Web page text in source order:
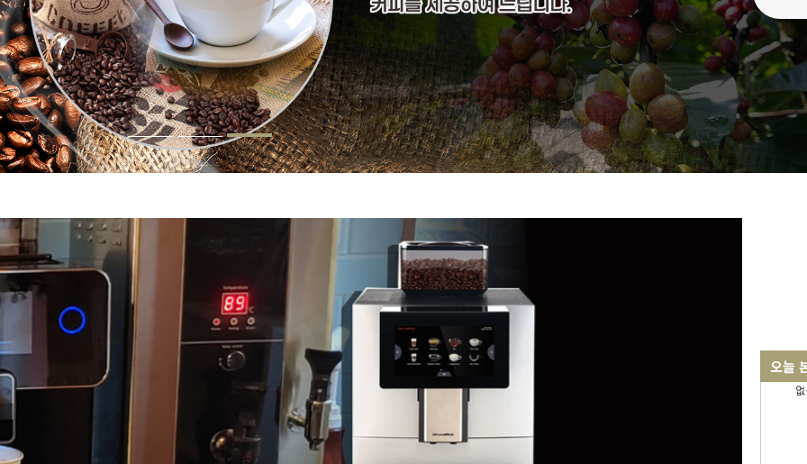
원두커피의 종류
그라인더
제빙기
CAN 캔시머 캔실링기
반자동커피머신판매
오늘